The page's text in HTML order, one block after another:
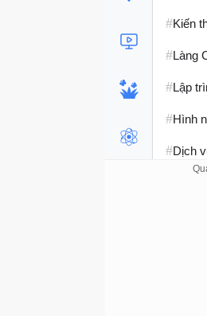
#Kiến
#Làng
#Lập
#Hình
#Dịch